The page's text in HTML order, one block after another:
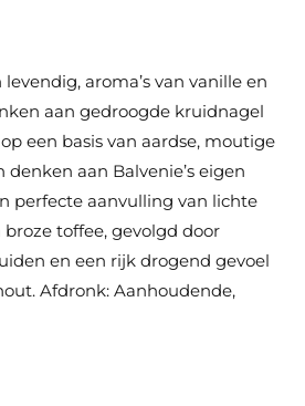
aroma’s van vanille en
aan gedroogde kruidnagel
een basis van aardse, moutige
aan Balvenie’s eigen
perfecte aanvulling van lichte
toffee, gevolgd door
en een rijk drogend gevoel
Afdronk: Aanhoudende,